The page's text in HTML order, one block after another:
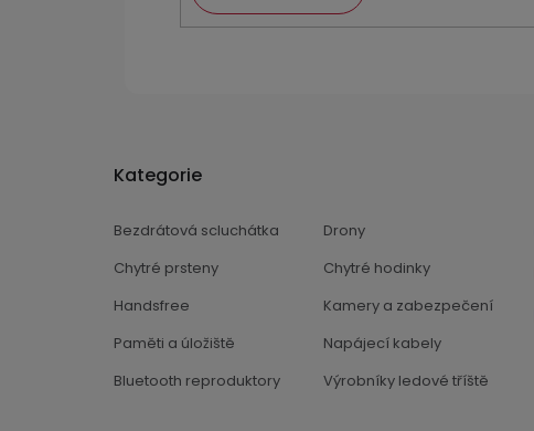
Kategorie
Bezdrátová scluchátka
Drony
Chytré prsteny
Chytré hodinky
Handsfree
Kamery a zabezpečení
Paměti a úložiště
Napájecí kabely
Bluetooth reproduktory
Výrobníky ledové tříště